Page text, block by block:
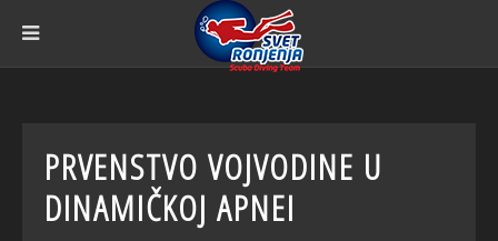
PRVENSTVO VOJVODINE U
DINAMIČKOJ APNEI